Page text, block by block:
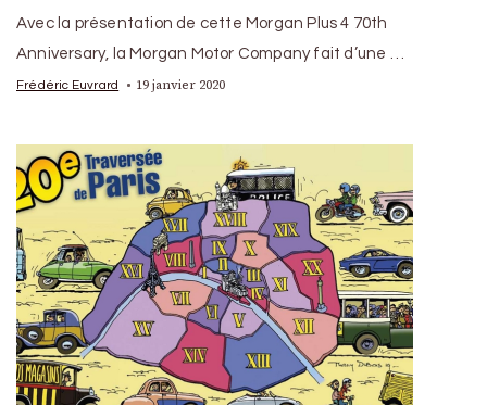
Avec la présentation de cette Morgan Plus 4 70th
Anniversary, la Morgan Motor Company fait d’une …
Frédéric Euvrard 19 janvier 2020